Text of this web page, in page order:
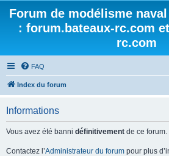
Forum de modélisme
: forum.bateaux-rc.com
rc.com
FAQ
Index du forum
Informations
Vous avez été banni définitivement de ce forum.
Contactez l’Administrateur du forum pour plus